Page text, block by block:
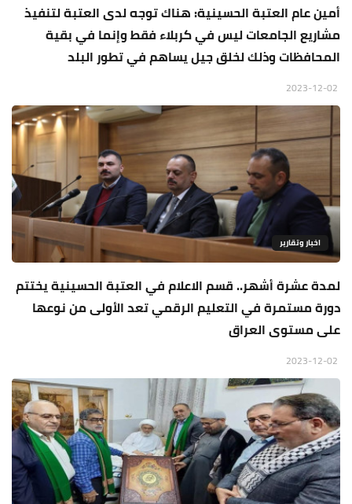
أمين عام العتبة الحسينية: هناك توجه لدى العتبة لتنفيذ
مشاريع الجامعات ليس في كربلاء فقط وإنما في بقية
المحافظات وذلك لخلق جيل يساهم في تطور البلد
اخبار وتقارير
لمدة عشرة أشهر.. قسم الاعلام في العتبة الحسينية يختتم
دورة مستمرة في التعليم الرقمي تعد الأولى من نوعها
على مستوى العراق